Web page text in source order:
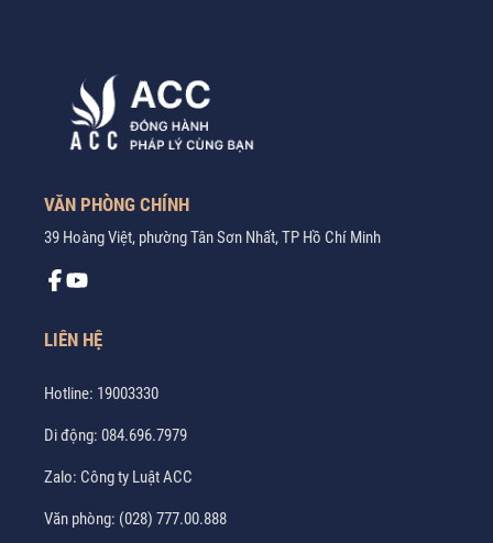
VĂN PHÒNG CHÍNH
39 Hoàng Việt, phường Tân Sơn Nhất, TP Hồ Chí Minh
LIÊN HỆ
Hotline: 19003330
Di động: 084.696.7979
Zalo: Công ty Luật ACC
Văn phòng: (028) 777.00.888